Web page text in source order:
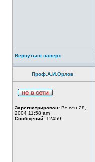
Вернуться наверх
Проф.А.И.Орлов
Зарегистрирован: Вт сен 28,
2004 11:58 am
Сообщений: 12459